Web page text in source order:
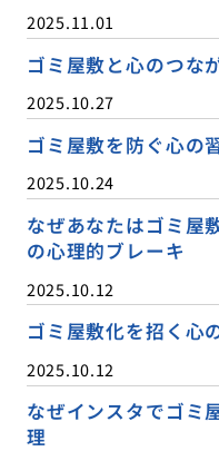
2025.11.01
ゴミ屋敷と心のつな
2025.10.27
ゴミ屋敷を防ぐ心の
2025.10.24
なぜあなたはゴミ屋
の心理的ブレーキ
2025.10.12
ゴミ屋敷化を招く心
2025.10.12
なぜインスタでゴミ
理